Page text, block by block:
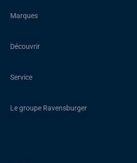
Marques
Découvrir
Service
Le groupe Ravensburger